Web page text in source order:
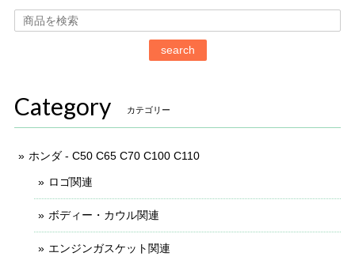
search
Category カテゴリー
ホンダ - C50 C65 C70 C100 C110
ロゴ関連
ボディー・カウル関連
エンジンガスケット関連